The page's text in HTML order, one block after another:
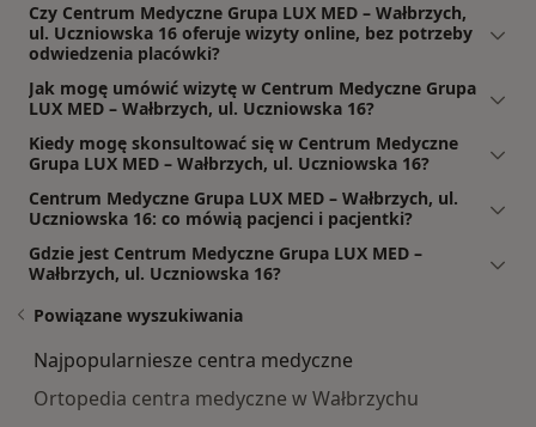
Czy Centrum Medyczne Grupa LUX MED – Wałbrzych,
ul. Uczniowska 16 oferuje wizyty online, bez potrzeby
odwiedzenia placówki?
Jak mogę umówić wizytę w Centrum Medyczne Grupa
LUX MED – Wałbrzych, ul. Uczniowska 16?
Kiedy mogę skonsultować się w Centrum Medyczne
Grupa LUX MED – Wałbrzych, ul. Uczniowska 16?
Centrum Medyczne Grupa LUX MED – Wałbrzych, ul.
Uczniowska 16: co mówią pacjenci i pacjentki?
Gdzie jest Centrum Medyczne Grupa LUX MED –
Wałbrzych, ul. Uczniowska 16?
Powiązane wyszukiwania
Najpopularniesze centra medyczne
Ortopedia centra medyczne w Wałbrzychu